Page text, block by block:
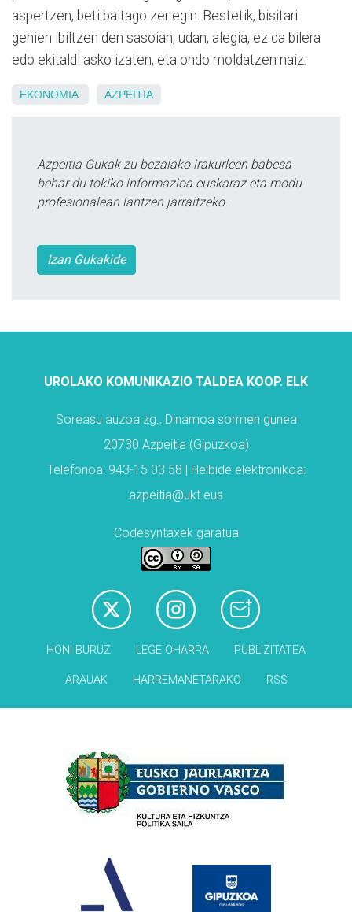
aspertzen, beti baitago zer egin. Bestetik, bisitari
gehien ibiltzen den sasoian, udan, alegia, ez da bilera
edo ekitaldi asko izaten, eta ondo moldatzen naiz.
EKONOMIA AZPEITIA
Azpeitia Gukak zu bezalako irakurleen babesa
behar du tokiko informazioa euskaraz eta modu
profesionalean lantzen jarraitzeko.
Izan Gukakide
UROLAKO KOMUNIKAZIO TALDEA KOOP. ELK
Soreasu auzoa zg., Dinamoa sormen gunea
20730 Azpeitia (Gipuzkoa)
Telefonoa: 943-15 03 58 | Helbide elektronikoa:
azpeitia@ukt.eus
Codesyntaxek garatua
HONI BURUZ LEGE OHARRA PUBLIZITATEA
ARAUAK HARREMANETARAKO RSS